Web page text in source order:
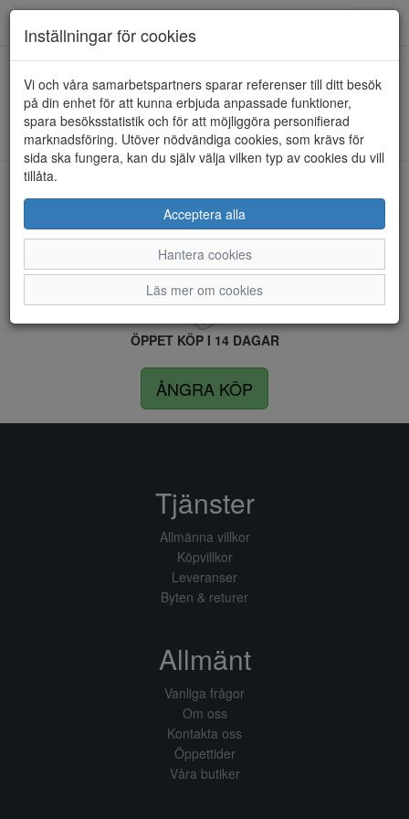
HEM SOFT LINE BY JANA
Kunde inte hitta några artiklar...
LEVERANS INOM 4 DAGAR INOM SVERIGE
FRI FRAKT VID KÖP ÖVER 1.500 KR
ÖPPET KÖP I 14 DAGAR
ÅNGRA KÖP
Inställningar för cookies
Vi och våra samarbetspartners sparar referenser till ditt besök
på din enhet för att kunna erbjuda anpassade funktioner,
spara besöksstatistik och för att möjliggöra personifierad
marknadsföring. Utöver nödvändiga cookies, som krävs för
sida ska fungera, kan du själv välja vilken typ av cookies du vill
tillåta.
Acceptera alla
Hantera cookies
Läs mer om cookies
Tjänster
Allmänna villkor
Köpvillkor
Leveranser
Byten & returer
Allmänt
Vanliga frågor
Om oss
Kontakta oss
Öppettider
Våra butiker